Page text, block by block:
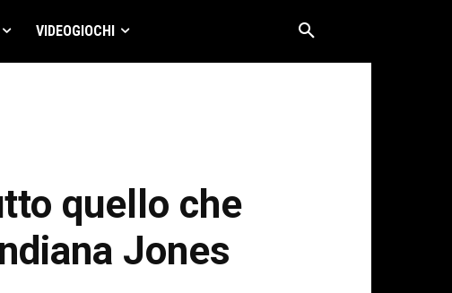
VIDEOGIOCHI
quello che
Jones